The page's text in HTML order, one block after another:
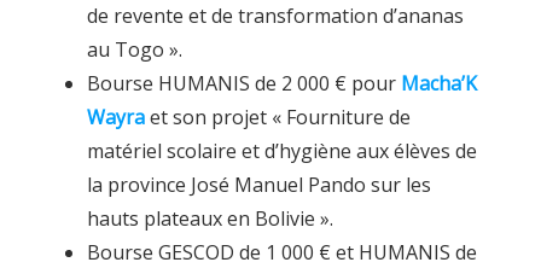
de revente et de transformation d’ananas
au Togo ».
Bourse HUMANIS de 2 000 € pour Macha’K
Wayraet son projet « Fourniture de
matériel scolaire et d’hygiène aux élèves de
la province José Manuel Pando sur les
hauts plateaux en Bolivie ».
Bourse GESCOD de 1 000 € et HUMANIS de